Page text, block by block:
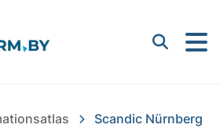
Bayern Innovativ GmbH
Suchen
Scandic Nürnberg